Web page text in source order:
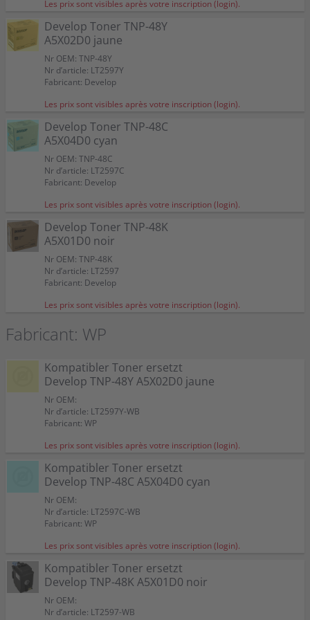
Les prix sont visibles après votre inscription (login).
Develop Toner TNP-48Y
A5X02D0 jaune
Nr OEM: TNP-48Y
Nr d’article: LT2597Y
Fabricant: Develop
Les prix sont visibles après votre inscription (login).
Develop Toner TNP-48C
A5X04D0 cyan
Nr OEM: TNP-48C
Nr d’article: LT2597C
Fabricant: Develop
Les prix sont visibles après votre inscription (login).
Develop Toner TNP-48K
A5X01D0 noir
Nr OEM: TNP-48K
Nr d’article: LT2597
Fabricant: Develop
Les prix sont visibles après votre inscription (login).
Fabricant: WP
Kompatibler Toner ersetzt
Develop TNP-48Y A5X02D0 jaune
Nr OEM:
Nr d’article: LT2597Y-WB
Fabricant: WP
Les prix sont visibles après votre inscription (login).
Kompatibler Toner ersetzt
Develop TNP-48C A5X04D0 cyan
Nr OEM:
Nr d’article: LT2597C-WB
Fabricant: WP
Les prix sont visibles après votre inscription (login).
Kompatibler Toner ersetzt
Develop TNP-48K A5X01D0 noir
Nr OEM:
Nr d’article: LT2597-WB